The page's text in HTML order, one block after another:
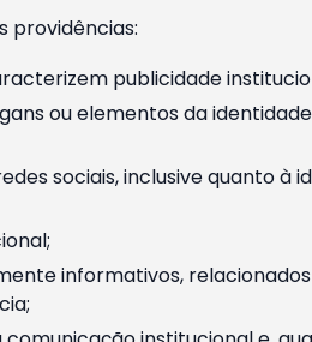
providências:
publicidade
ou elementos da
sociais, inclusive quanto à
informativos,